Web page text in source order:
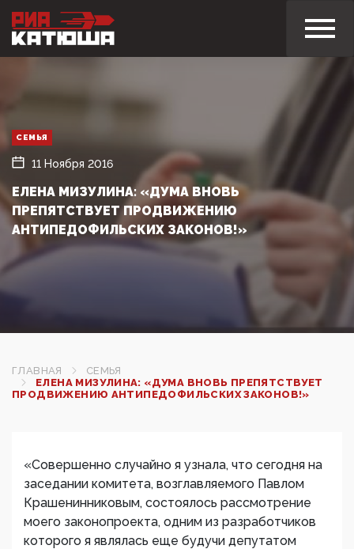
СЕМЬЯ
11 Ноября 2016
ЕЛЕНА МИЗУЛИНА: «ДУМА ВНОВЬ
ПРЕПЯТСТВУЕТ ПРОДВИЖЕНИЮ
АНТИПЕДОФИЛЬСКИХ ЗАКОНОВ!»
ГЛАВНАЯ
СЕМЬЯ
ЕЛЕНА МИЗУЛИНА: «ДУМА ВНОВЬ ПРЕПЯТСТВУЕТ
ПРОДВИЖЕНИЮ АНТИПЕДОФИЛЬСКИХ ЗАКОНОВ!»
«Совершенно случайно я узнала, что сегодня на
заседании комитета, возглавляемого Павлом
Крашенинниковым, состоялось рассмотрение
моего законопроекта, одним из разработчиков
которого я являлась еще будучи депутатом